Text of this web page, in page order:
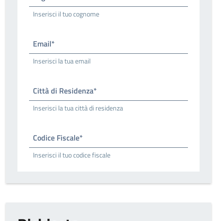
Inserisci il tuo cognome
Email*
Inserisci la tua email
Città di Residenza*
Inserisci la tua città di residenza
Codice Fiscale*
Inserisci il tuo codice fiscale